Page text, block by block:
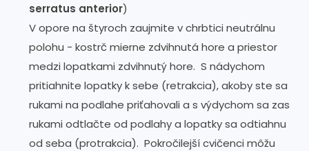
serratus anterior)
V opore na štyroch zaujmite v chrbtici neutrálnu
polohu - kostrč mierne zdvihnutá hore a priestor
medzi lopatkami zdvihnutý hore. S nádychom
pritiahnite lopatky k sebe (retrakcia), akoby ste sa
rukami na podlahe priťahovali a s výdychom sa zas
rukami odtlačte od podlahy a lopatky sa odtiahnu
od seba (protrakcia). Pokročilejší cvičenci môžu